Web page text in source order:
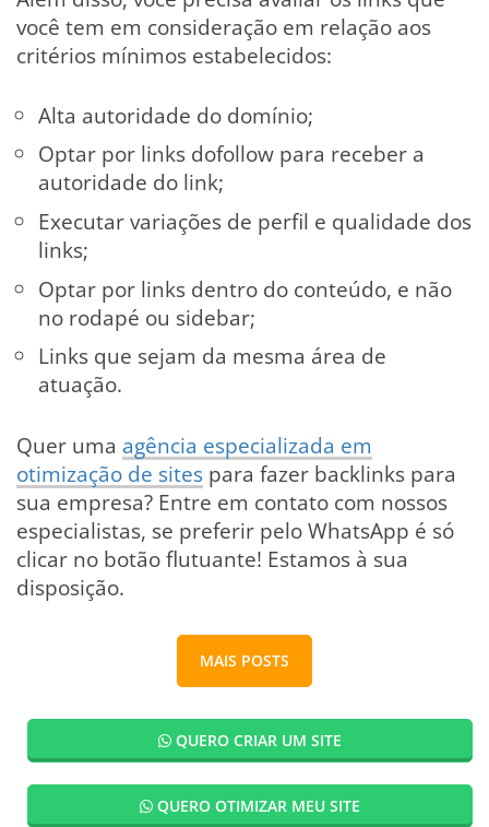
você tem em consideração em relação aos
critérios mínimos estabelecidos:
Alta autoridade do domínio;
Optar por links dofollow para receber a
autoridade do link;
Executar variações de perfil e qualidade dos
links;
Optar por links dentro do conteúdo, e não
no rodapé ou sidebar;
Links que sejam da mesma área de
atuação.
Quer uma agência especializada em
otimização de sites para fazer backlinks para
sua empresa? Entre em contato com nossos
especialistas, se preferir pelo WhatsApp é só
clicar no botão flutuante! Estamos à sua
disposição.
MAIS POSTS
QUERO CRIAR UM SITE
QUERO OTIMIZAR MEU SITE